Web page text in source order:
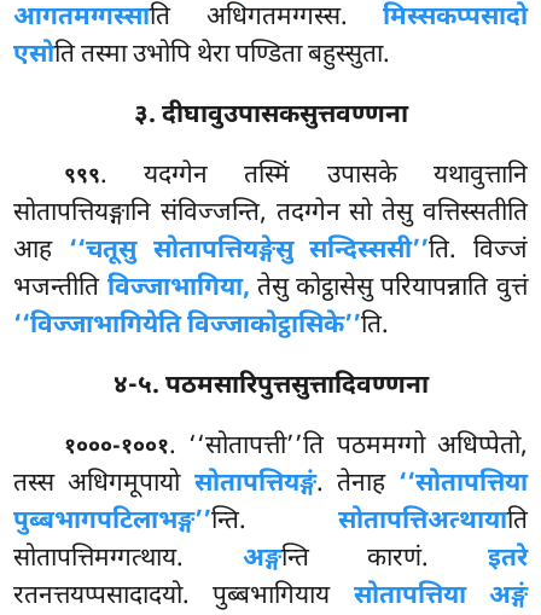
आगतमग्गस्साति अधिगतमग्गस्स. मिस्सकप्पसादो
एसोति तस्मा उभोपि थेरा पण्डिता बहुस्सुता.
३. दीघावुउपासकसुत्तवण्णना
९९९. यदग्गेन तस्मिं उपासके यथावुत्तानि
सोतापत्तियङ्गानि संविज्जन्ति, तदग्गेन सो तेसु वत्तिस्सतीति
आह ‘‘चतूसु सोतापत्तियङ्गेसु सन्दिस्ससी’’ति. विज्जं
भजन्तीति विज्जाभागिया, तेसु कोट्ठासेसु परियापन्नाति वुत्तं
‘‘विज्जाभागियेति विज्जाकोट्ठासिके’’ति.
४-५. पठमसारिपुत्तसुत्तादिवण्णना
१०००-१००१. ‘‘सोतापत्ती’’ति पठममग्गो अधिप्पेतो,
तस्स अधिगमूपायो सोतापत्तियङ्गं. तेनाह ‘‘सोतापत्तिया
पुब्बभागपटिलाभङ्ग’’न्ति. सोतापत्तिअत्थायाति
सोतापत्तिमग्गत्थाय. अङ्गन्ति कारणं. इतरे
रतनत्तयप्पसादादयो. पुब्बभागियाय सोतापत्तिया अङ्गं